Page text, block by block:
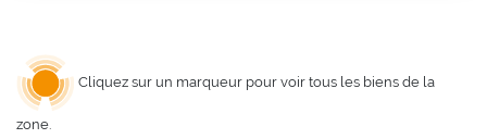
Cliquez sur un marqueur pour voir tous les biens de la
zone.